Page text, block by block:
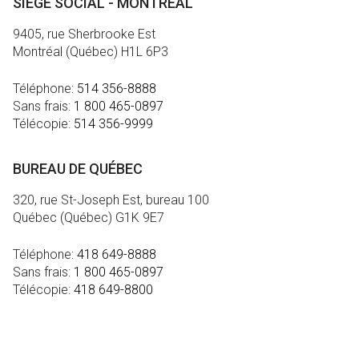
9405, rue Sherbrooke Est
Montréal (Québec) H1L 6P3
Téléphone: 514 356-8888
Sans frais: 1 800 465-0897
Télécopie: 514 356-9999
BUREAU DE QUÉBEC
320, rue St-Joseph Est, bureau 100
Québec (Québec) G1K 9E7
Téléphone: 418 649-8888
Sans frais: 1 800 465-0897
Télécopie: 418 649-8800